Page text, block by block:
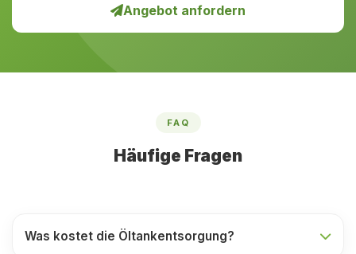
Angebot anfordern
FAQ
Häufige Fragen
Was kostet die Öltankentsorgung?